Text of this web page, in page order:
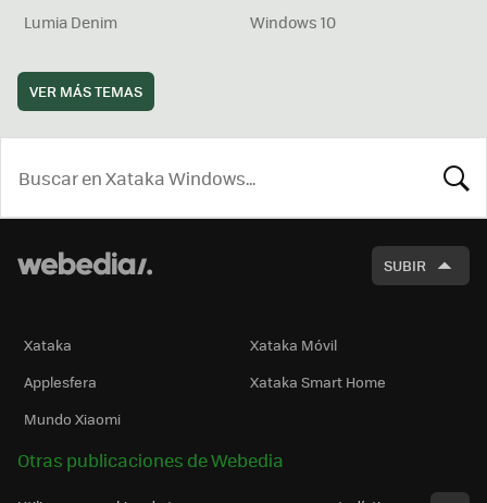
Lumia Denim
Windows 10
VER MÁS TEMAS
SUBIR
Xataka
Xataka Móvil
Applesfera
Xataka Smart Home
Mundo Xiaomi
Otras publicaciones de Webedia